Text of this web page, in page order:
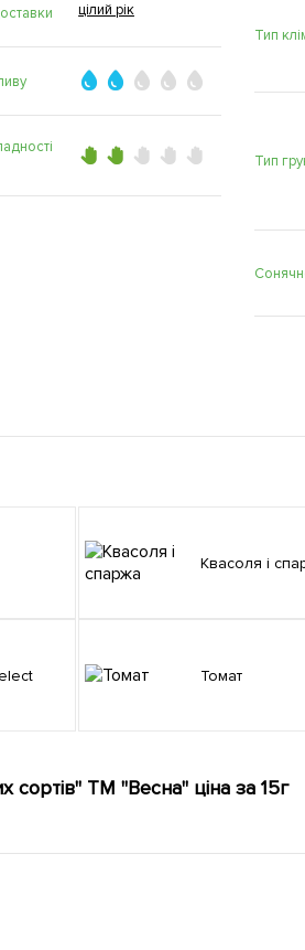
цілий рік
Тип
Тип
Квасоля і
Томат
ТМ "Весна" ціна за 15г